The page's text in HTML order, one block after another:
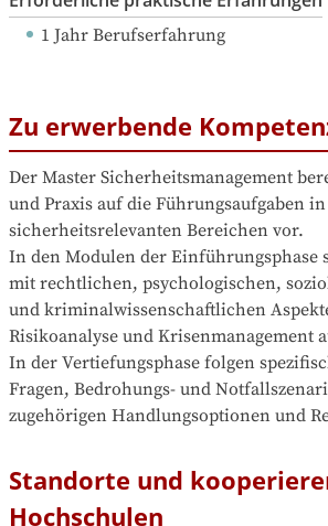
1 Jahr Berufserfahrung
Zu erwerbende
Der Master Sicherheitsmanagement
und Praxis auf die Führungsaufgaben in
sicherheitsrelevanten Bereichen vor.
In den Modulen der Einführungsphase
mit rechtlichen, psychologischen,
und kriminalwissenschaftlichen
Risikoanalyse und Krisenmanagement
In der Vertiefungsphase folgen
Fragen, Bedrohungs- und
zugehörigen Handlungsoptionen und
Standorte und
Hochschulen